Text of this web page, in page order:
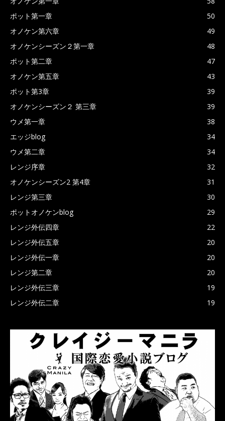
ポット第一章
50
オノケン第六章
49
オノケンシーズン２第一章
48
ポット第二章
47
オノケン第五章
43
ポット第3章
39
オノケンシーズン２ 第三章
39
ウメ第一章
38
エッジblog
34
ウメ第二章
34
レンジ序章
32
オノケンシーズン2 第4章
31
レンジ第三章
30
ポットオノケンblog
29
レンジ外伝四章
22
レンジ外伝五章
20
レンジ外伝一章
20
レンジ第二章
20
レンジ外伝三章
19
レンジ外伝二章
19